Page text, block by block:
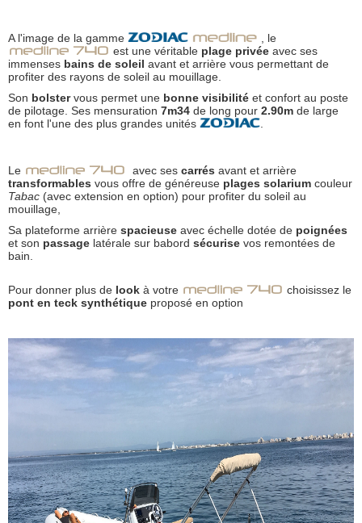
A l'image de la gamme
, le
est une véritable plage privée avec ses
immenses bains de soleil avant et arrière vous permettant de
profiter des rayons de soleil au mouillage.
Son bolstervous permet une bonne visibilité et confort au poste
de pilotage. Ses mensuration 7m34 de long pour 2.90m de large
en font l'une des plus grandes unités
Le avec ses carrés avant et arrière
transformables vous offre de généreuse plages solarium couleur
Tabac (avec extension en option) pour profiter du soleil au
mouillage,
Sa plateforme arrière spacieuse avec échelle dotée de poignées
et son passage latérale sur babord sécurise vos remontées de
bain.
Pour donner plus de look à votre
choisissez le
pont en teck synthétique proposé en option